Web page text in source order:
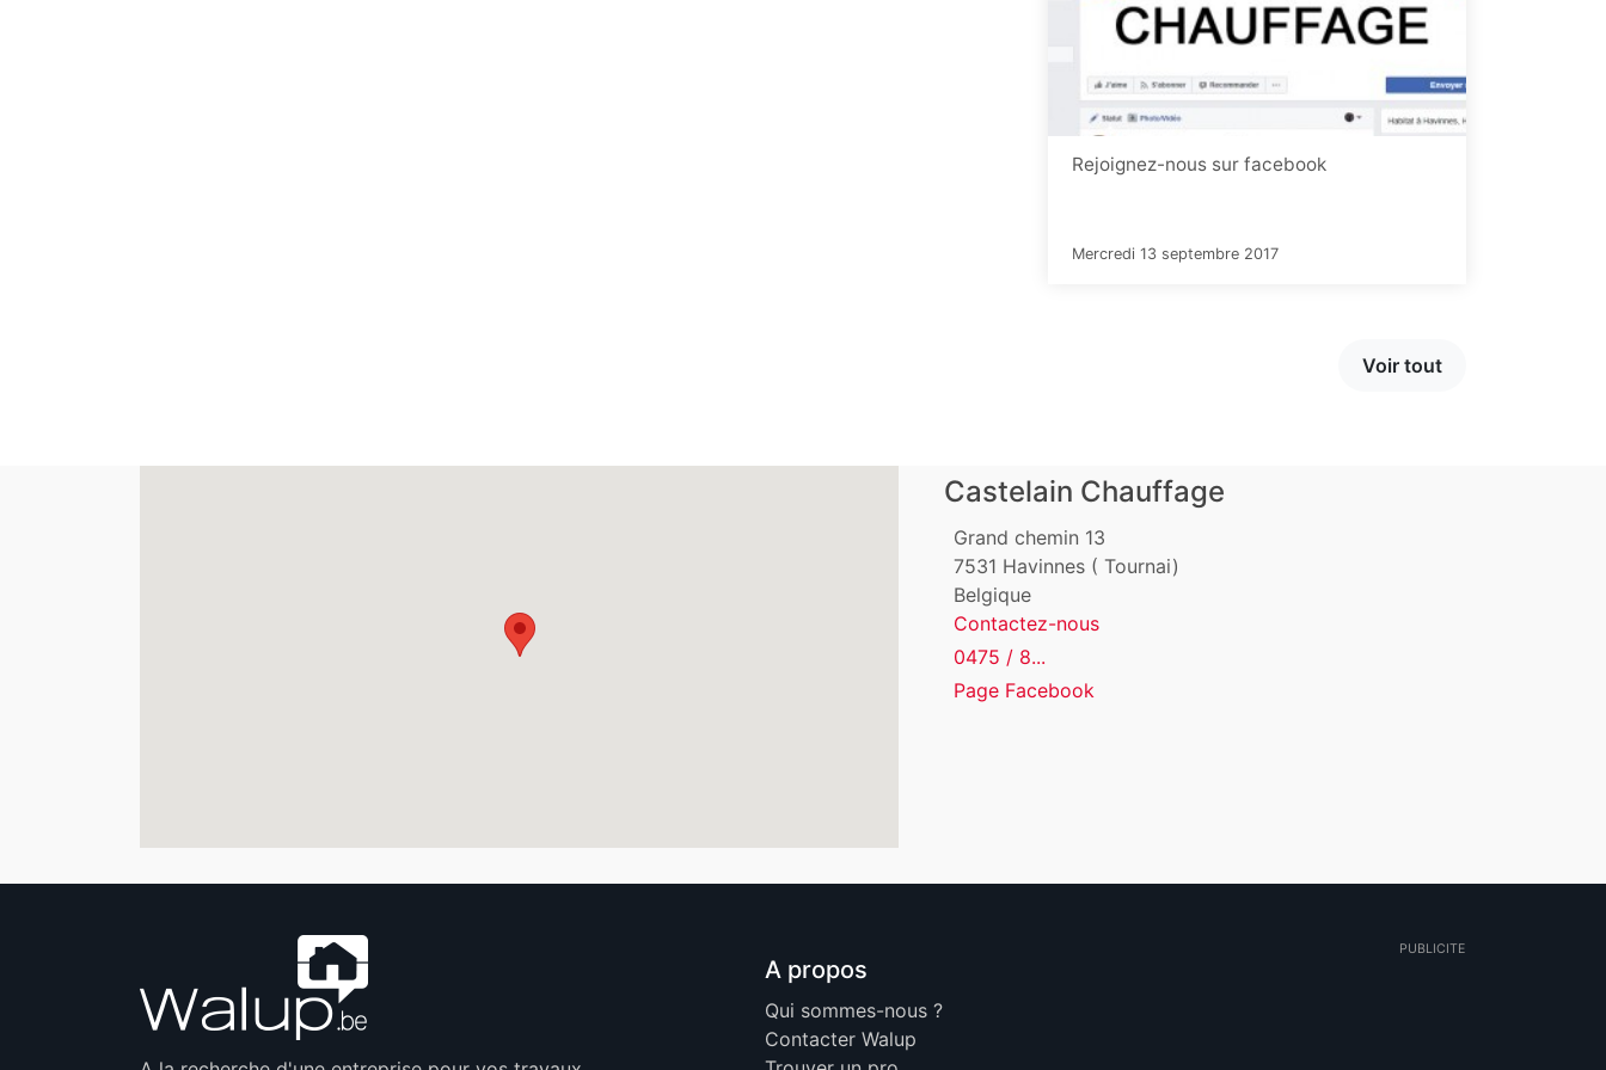
Rejoignez-nous sur facebook
Mercredi 13 septembre 2017
Voir tout
Castelain Chauffage
Grand chemin 13
7531 Havinnes ( Tournai)
Belgique
Contactez-nous
0475 / 8...
Page Facebook
A propos
Qui sommes-nous ?
Contacter Walup
PUBLICITE